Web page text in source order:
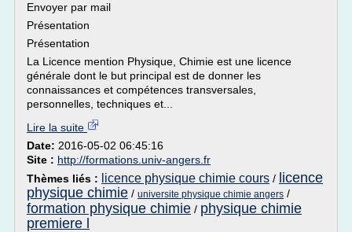
Envoyer par mail
Présentation
Présentation
La Licence mention Physique, Chimie est une licence
générale dont le but principal est de donner les
connaissances et compétences transversales,
personnelles, techniques et...
Lire la suite
Date: 2016-05-02 06:45:16
Site : http://formations.univ-angers.fr
Thèmes liés :
licence physique chimie cours / licence
physique chimie / universite physique chimie angers /
formation physique chimie / physique chimie
premiere l